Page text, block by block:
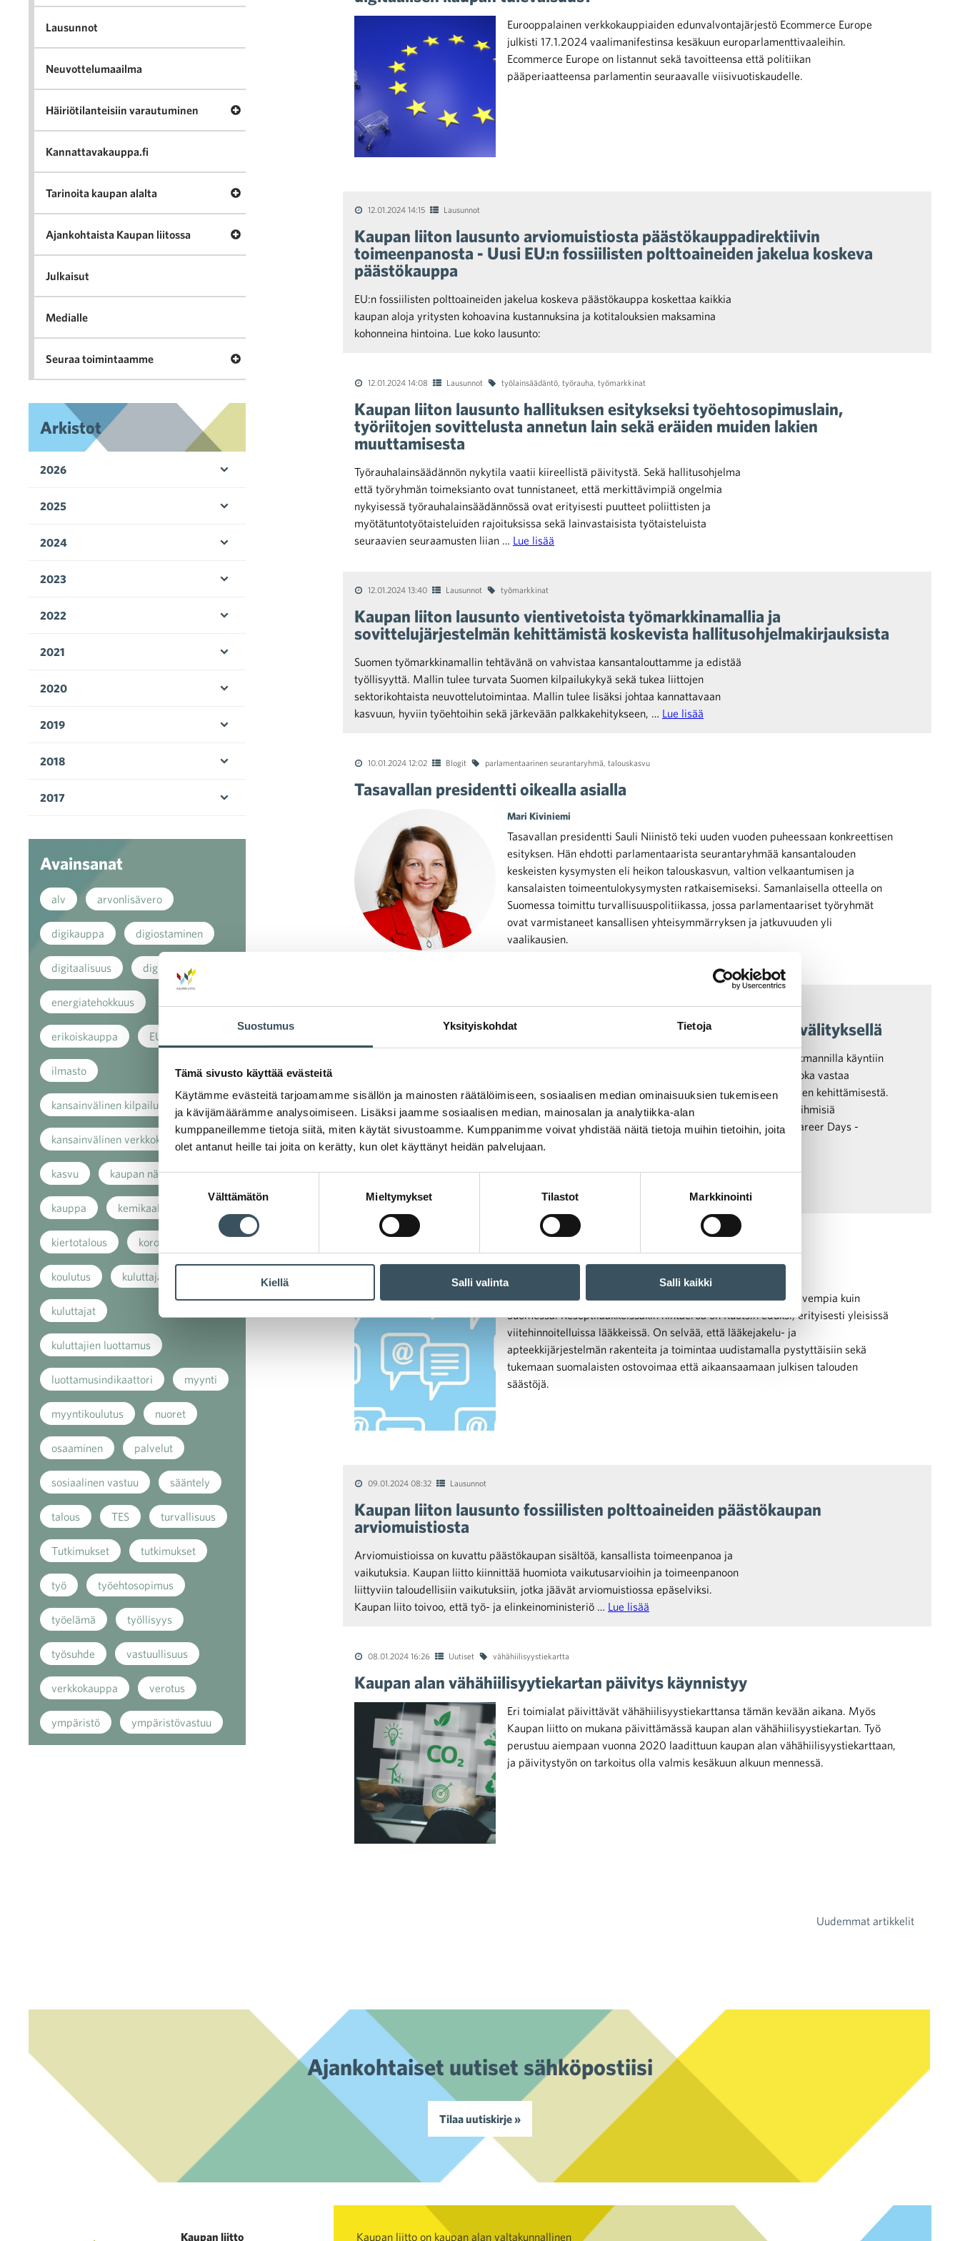
Suostumus Yksityiskohdat Tietoja
Tämä sivusto käyttää evästeitä
Käytämme evästeitä tarjoamamme sisällön ja mainosten räätälöimiseen, sosiaalisen median ominaisuuksien tukemiseen
ja kävijämäärämme analysoimiseen. Lisäksi jaamme sosiaalisen median, mainosalan ja analytiikka-alan
kumppaneillemme tietoja siitä, miten käytät sivustoamme. Kumppanimme voivat yhdistää näitä tietoja muihin tietoihin, joita
olet antanut heille tai joita on kerätty, kun olet käyttänyt heidän palvelujaan.
valinta
Välttämätön Mieltymykset Tilastot Markkinointi
Kiellä Salli valinta Salli kaikki
Eurooppalainen verkkokauppiaiden edunvalvontajärjestö Ecommerce Europe
julkisti 17.1.2024 vaalimanifestinsa kesäkuun europarlamenttivaaleihin.
Ecommerce Europe on listannut sekä tavoitteensa että politiikan
pääperiaatteensa parlamentin seuraavalle viisivuotiskaudelle.
12.01.2024 14:15 Lausunnot
Kaupan liiton lausunto arviomuistiosta päästökauppadirektiivin
toimeenpanosta - Uusi EU:n fossiilisten polttoaineiden jakelua koskeva
päästökauppa
EU:n fossiilisten polttoaineiden jakelua koskeva päästökauppa koskettaa kaikkia
kaupan aloja yritysten kohoavina kustannuksina ja kotitalouksien maksamina
kohonneina hintoina. Lue koko lausunto:
12.01.2024 14:08 Lausunnot työlainsäädäntö, työrauha, työmarkkinat
Kaupan liiton lausunto hallituksen esitykseksi työehtosopimuslain,
työriitojen sovittelusta annetun lain sekä eräiden muiden lakien
muuttamisesta
Työrauhalainsäädännön nykytila vaatii kiireellistä päivitystä. Sekä hallitusohjelma
että työryhmän toimeksianto ovat tunnistaneet, että merkittävimpiä ongelmia
nykyisessä työrauhalainsäädännössä ovat erityisesti puutteet poliittisten ja
myötätuntotyötaisteluiden rajoituksissa sekä lainvastaisista työtaisteluista
seuraavien seuraamusten liian … Lue lisää
12.01.2024 13:40 Lausunnot työmarkkinat
Kaupan liiton lausunto vientivetoista työmarkkinamallia ja
sovittelujärjestelmän kehittämistä koskevista hallitusohjelmakirjauksista
Suomen työmarkkinamallin tehtävänä on vahvistaa kansantalouttamme ja edistää
työllisyyttä. Mallin tulee turvata Suomen kilpailukykyä sekä tukea liittojen
sektorikohtaista neuvottelutoimintaa. Mallin tulee lisäksi johtaa kannattavaan
kasvuun, hyviin työehtoihin sekä järkevään palkkakehitykseen, … Lue lisää
10.01.2024 12:02 Blogit parlamentaarinen seurantaryhmä, talouskasvu
Tasavallan presidentti oikealla asialla
Mari Kiviniemi
Tasavallan presidentti Sauli Niinistö teki uuden vuoden puheessaan konkreettisen
esityksen. Hän ehdotti parlamentaarista seurantaryhmää kansantalouden
keskeisten kysymysten eli heikon talouskasvun, valtion velkaantumisen ja
kansalaisten toimeentulokysymysten ratkaisemiseksi. Samanlaisella otteella on
Suomessa toimittu turvallisuuspolitiikassa, jossa parlamentaariset työryhmät
ovat varmistaneet kansallisen yhteisymmärryksen ja jatkuvuuden yli
vaalikausien.
Stockmann jakaa osaamista ja hiljaista tietoa mentoreidensa välityksellä
Ensimmäinen Career Days -urapäivien ohjelma pyörähti Stockmannilla käyntiin
vuosi sitten keväällä. Tuolloin mentorina aloitti Minna Laine, joka vastaa
Stockmannilla omnichannel-liiketoiminnan ja asiakaskokemuksen kehittämisestä.
”On aivan upea tunne, että voin auttaa lahjakkaita ja mukavia ihmisiä
kehittymään eteenpäin urallaan”, Laine sanoo. Stockmannin Career Days -
ohjelma saa jatkoa tänä keväänä.
Suomessa lääkkeet ovat kalliita verrattuna Ruotsiin
Itsehoitolääkkeet ovat Ruotsissa keskimäärin 37 prosenttia halvempia kuin
Suomessa. Reseptilääkkeissäkin hintaeroa on Ruotsin eduksi, erityisesti yleisissä
viitehinnoitelluissa lääkkeissä. On selvää, että lääkejakelu- ja
apteekkijärjestelmän rakenteita ja toimintaa uudistamalla pystyttäisiin sekä
tukemaan suomalaisten ostovoimaa että aikaansaamaan julkisen talouden
säästöjä.
09.01.2024 08:32 Lausunnot
Kaupan liiton lausunto fossiilisten polttoaineiden päästökaupan
arviomuistiosta
Arviomuistioissa on kuvattu päästökaupan sisältöä, kansallista toimeenpanoa ja
vaikutuksia. Kaupan liitto kiinnittää huomiota vaikutusarvioihin ja toimeenpanoon
liittyviin taloudellisiin vaikutuksiin, jotka jäävät arviomuistiossa epäselviksi.
Kaupan liito toivoo, että työ- ja elinkeinoministeriö … Lue lisää
08.01.2024 16:26 Uutiset vähähiilisyystiekartta
Kaupan alan vähähiilisyytiekartan päivitys käynnistyy
Eri toimialat päivittävät vähähiilisyystiekarttansa tämän kevään aikana. Myös
Kaupan liitto on mukana päivittämässä kaupan alan vähähiilisyystiekartan. Työ
perustuu aiempaan vuonna 2020 laadittuun kaupan alan vähähiilisyystiekarttaan,
ja päivitystyön on tarkoitus olla valmis kesäkuun alkuun mennessä.
Uudemmat artikkelit
Lausunnot
Neuvottelumaailma
Häiriötilanteisiin varautuminen Avaa valikko Häiriötilanteisiin varautuminen
Kannattavakauppa.fi
Tarinoita kaupan alalta Avaa valikko Tarinoita kaupan alalta
Ajankohtaista Kaupan liitossa Avaa valikko Ajankohtaista Kaupan liitossa
Julkaisut
Medialle
Seuraa toimintaamme Avaa valikko Seuraa toimintaamme
Arkistot
2026
2025
2024
2023
2022
2021
2020
2019
2018
2017
Avainsanat
alv arvonlisävero
digikauppa digiostaminen
digitaalisuus digitalisaatio
energiatehokkuus
erikoiskauppa EU
ilmasto
kansainvälinen kilpailu
kansainvälinen verkkokauppa
kasvu kaupan näkymät
kauppa kemikaalit
kiertotalous koronavirus
koulutus kuluttaja
kuluttajat
kuluttajien luottamus
luottamusindikaattori myynti
myyntikoulutus nuoret
osaaminen palvelut
sosiaalinen vastuu sääntely
talous TES turvallisuus
Tutkimukset tutkimukset
työ työehtosopimus
työelämä työllisyys
työsuhde vastuullisuus
verkkokauppa verotus
ympäristö ympäristövastuu
Ajankohtaiset uutiset sähköpostiisi
Tilaa uutiskirje »
Kaupan liitto Kaupan liitto on kaupan alan valtakunnallinen